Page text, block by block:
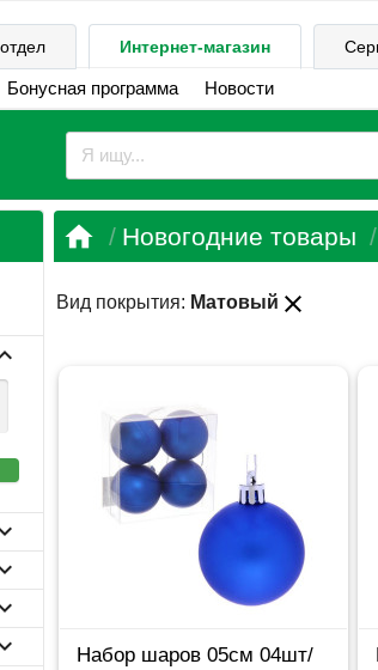
Интернет-магазин
Бонусная программа Новости
 Новогодние товары
Вид покрытия: Матовый close
Набор шаров 05см 04шт/